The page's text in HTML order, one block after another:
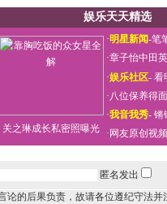
娱乐天天精选
关之琳成长私密照曝光
·明星新闻-笔
·章子怡中田
·娱乐社区- 看
·八位保养得
·我音我秀- 锵
· 网友原创视
匿名发出
论的后果负责，故请各位遵纪守法并